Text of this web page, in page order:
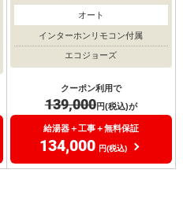
オート
インターホンリモコン付属
エコジョーズ
クーポン利用で
139,000円(税込)が
給湯器＋工事＋無料保証
134,000 円(税込)